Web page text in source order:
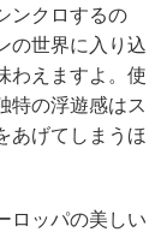
ンクロするの
の世界に入り込
わえますよ。使
特の浮遊感はス
あげてしまうほ
ロッパの美しい